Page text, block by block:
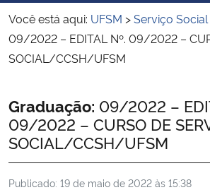
Ministério das Relações Exteriores
Ministério da Economia
Ministério da Agricultura, Pecuária e
Ministério da Educação
Você está aqui: UFSM >Serviço Social
09/2022 – EDITAL Nº. 09/2022 –
SOCIAL/CCSH/UFSM
Início do conteúdo
Graduação: 09/2022 –
09/2022 – CURSO DE
SOCIAL/CCSH/UFSM
Publicado: 19 de maio de 2022 às 15:38